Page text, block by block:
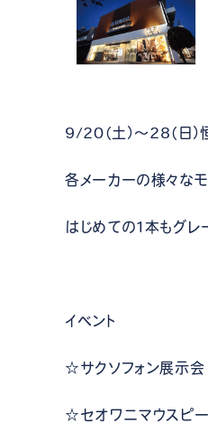
9/20（土）～28（日）
各メーカーの様々な
はじめての1本もグレ
イベント
☆サクソフォン展示会
☆セオワニマウスピ